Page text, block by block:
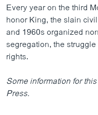
Every year on the third
honor King, the slain
and 1960s organized
segregation, the
rights.
Some information for
Press.